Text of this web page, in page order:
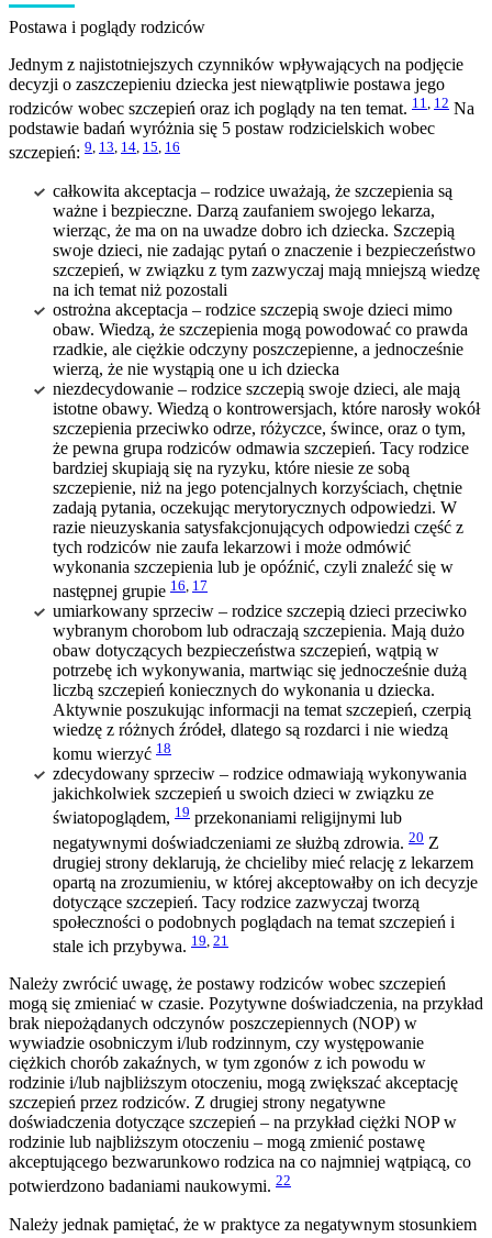
Postawa i poglądy rodziców
Jednym z najistotniejszych czynników wpływających na podjęcie
decyzji o zaszczepieniu dziecka jest niewątpliwie postawa jego
rodziców wobec szczepień oraz ich poglądy na ten temat. 11 12 Na
podstawie badań wyróżnia się 5 postaw rodzicielskich wobec
szczepień: 9, 13, 14, 15, 16
całkowita akceptacja – rodzice uważają, że szczepienia są
ważne i bezpieczne. Darzą zaufaniem swojego lekarza,
wierząc, że ma on na uwadze dobro ich dziecka. Szczepią
swoje dzieci, nie zadając pytań o znaczenie i bezpieczeństwo
szczepień, w związku z tym zazwyczaj mają mniejszą wiedzę
na ich temat niż pozostali
ostrożna akceptacja – rodzice szczepią swoje dzieci mimo
obaw. Wiedzą, że szczepienia mogą powodować co prawda
rzadkie, ale ciężkie odczyny poszczepienne, a jednocześnie
wierzą, że nie wystąpią one u ich dziecka
niezdecydowanie – rodzice szczepią swoje dzieci, ale mają
istotne obawy. Wiedzą o kontrowersjach, które narosły wokół
szczepienia przeciwko odrze, różyczce, śwince, oraz o tym,
że pewna grupa rodziców odmawia szczepień. Tacy rodzice
bardziej skupiają się na ryzyku, które niesie ze sobą
szczepienie, niż na jego potencjalnych korzyściach, chętnie
zadają pytania, oczekując merytorycznych odpowiedzi. W
razie nieuzyskania satysfakcjonujących odpowiedzi część z
tych rodziców nie zaufa lekarzowi i może odmówić
wykonania szczepienia lub je opóźnić, czyli znaleźć się w
następnej grupie 16 17
umiarkowany sprzeciw – rodzice szczepią dzieci przeciwko
wybranym chorobom lub odraczają szczepienia. Mają dużo
obaw dotyczących bezpieczeństwa szczepień, wątpią w
potrzebę ich wykonywania, martwiąc się jednocześnie dużą
liczbą szczepień koniecznych do wykonania u dziecka.
Aktywnie poszukując informacji na temat szczepień, czerpią
wiedzę z różnych źródeł, dlatego są rozdarci i nie wiedzą
komu wierzyć 18
zdecydowany sprzeciw – rodzice odmawiają wykonywania
jakichkolwiek szczepień u swoich dzieci w związku ze
światopoglądem, 19 przekonaniami religijnymi lub
negatywnymi doświadczeniami ze służbą zdrowia. 20 Z
drugiej strony deklarują, że chcieliby mieć relację z lekarzem
opartą na zrozumieniu, w której akceptowałby on ich decyzje
dotyczące szczepień. Tacy rodzice zazwyczaj tworzą
społeczności o podobnych poglądach na temat szczepień i
stale ich przybywa. 19 21
Należy zwrócić uwagę, że postawy rodziców wobec szczepień
mogą się zmieniać w czasie. Pozytywne doświadczenia, na przykład
brak niepożądanych odczynów poszczepiennych (NOP) w
wywiadzie osobniczym i/lub rodzinnym, czy występowanie
ciężkich chorób zakaźnych, w tym zgonów z ich powodu w
rodzinie i/lub najbliższym otoczeniu, mogą zwiększać akceptację
szczepień przez rodziców. Z drugiej strony negatywne
doświadczenia dotyczące szczepień – na przykład ciężki NOP w
rodzinie lub najbliższym otoczeniu – mogą zmienić postawę
akceptującego bezwarunkowo rodzica na co najmniej wątpiącą, co
potwierdzono badaniami naukowymi. 22
Należy jednak pamiętać, że w praktyce za negatywnym stosunkiem